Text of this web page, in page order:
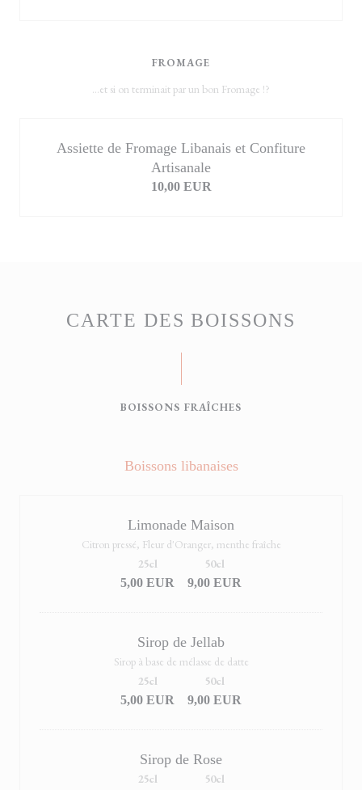
FROMAGE
...et si on terminait par un bon Fromage !?
Assiette de Fromage Libanais et Confiture
Artisanale
10,00 EUR
CARTE DES BOISSONS
BOISSONS FRAÎCHES
Boissons libanaises
Limonade Maison
Citron pressé, Fleur d'Oranger, menthe fraîche
5,00 EUR
25cl
9,00 EUR
50cl
Sirop de Jellab
Sirop à base de mélasse de datte
5,00 EUR
25cl
9,00 EUR
50cl
Sirop de Rose
25cl 50cl